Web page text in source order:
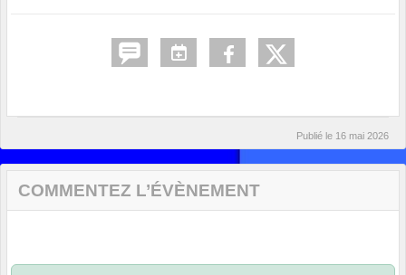
Publié le 16 mai 2026
COMMENTEZ L’ÉVÈNEMENT